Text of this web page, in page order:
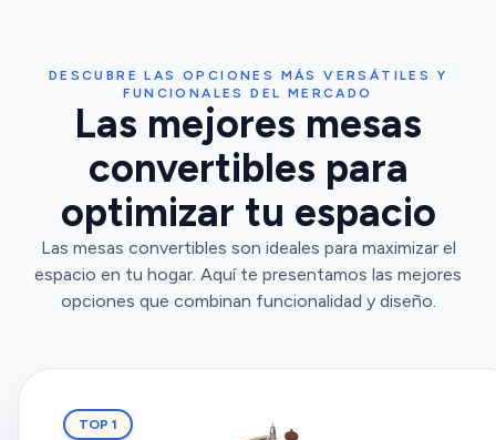
DESCUBRE LAS OPCIONES MÁS VERSÁTILES Y
FUNCIONALES DEL MERCADO
Las mejores mesas
convertibles para
optimizar tu espacio
Las mesas convertibles son ideales para maximizar el
espacio en tu hogar. Aquí te presentamos las mejores
opciones que combinan funcionalidad y diseño.
TOP 1